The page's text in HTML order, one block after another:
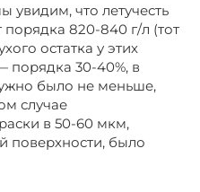
что летучесть
порядка 820-840 г/л (тот
остатка у этих
порядка 30-40%, в
было не меньше,
случае
в 50-60 мкм,
поверхности, было